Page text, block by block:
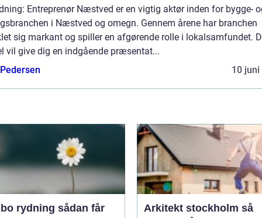
Entreprenør Næstved er en vigtig aktør inden for bygge-
i Næstved og omegn. Gennem årene har branchen
sig markant og spiller en afgørende rolle i lokalsamfundet.
vil give dig en indgående præsentat...
10 juni
sådan får
Arkitekt stockholm så